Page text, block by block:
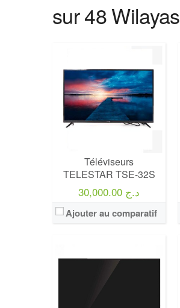
sur 48 Wilayas
Téléviseurs
TELESTAR TSE-32S
30,000.00 د.ج
Ajouter au comparatif
Marque:TCL
Prix:115000
Définition:4K UHD
View Details →
Marque:LG
UHD TV